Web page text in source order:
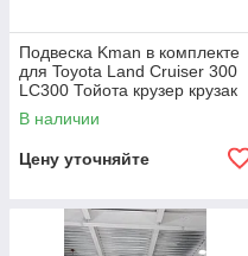
Подвеска Kman в комплекте
для Toyota Land Cruiser 300
LC300 Тойота крузер крузак
Лифт:0-2 дюйма аморты
стабилизатор
В наличии
Цену уточняйте